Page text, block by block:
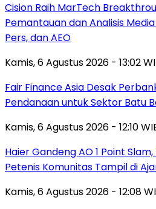
Cision Raih MarTech
Pemantauan dan Analisis
Pers, dan AEO
Kamis, 6 Agustus 2026 - 13:02
Fair Finance Asia Desak
Pendanaan untuk Sektor Batu
Kamis, 6 Agustus 2026 - 12:10
Haier Gandeng AO 1 Point
Petenis Komunitas Tampil di
Kamis, 6 Agustus 2026 - 12:08